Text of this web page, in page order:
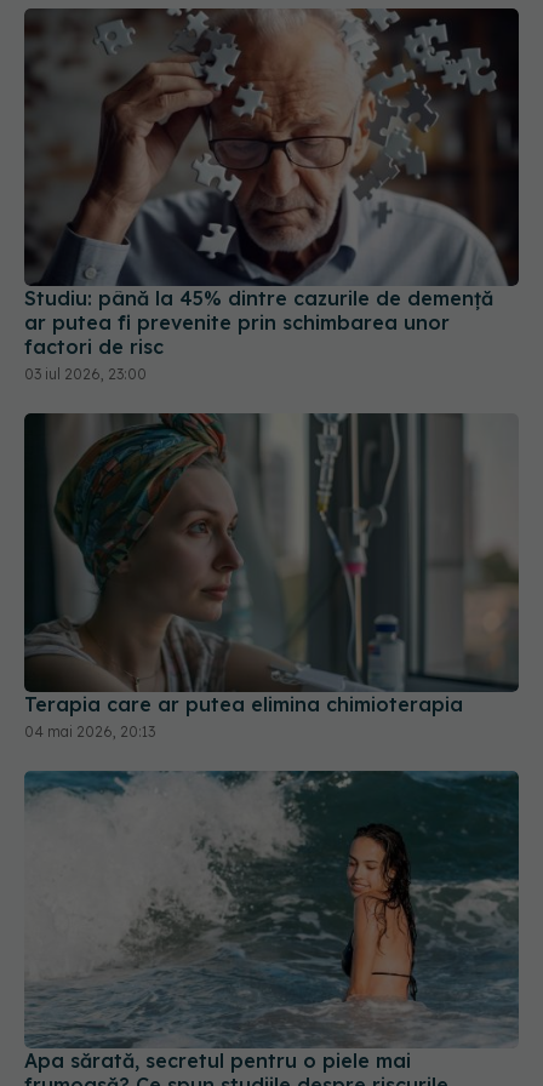
Studiu: până la 45% dintre cazurile de demență
ar putea fi prevenite prin schimbarea unor
factori de risc
03 iul 2026, 23:00
Terapia care ar putea elimina chimioterapia
04 mai 2026, 20:13
Apa sărată, secretul pentru o piele mai